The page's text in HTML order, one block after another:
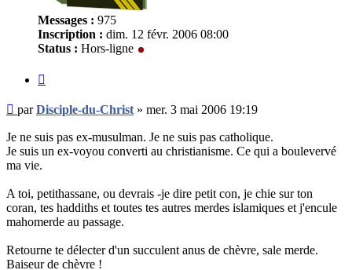
Messages : 975
Inscription : dim. 12 févr. 2006 08:00
Status : Hors-ligne
Message
non
lu
parDisciple-du-Christ » mer. 3 mai 2006 19:19
Je ne suis pas ex-musulman. Je ne suis pas catholique.
Je suis un ex-voyou converti au christianisme. Ce qui a boulevervé
ma vie.
A toi, petithassane, ou devrais -je dire petit con, je chie sur ton
coran, tes haddiths et toutes tes autres merdes islamiques et j'encule
mahomerde au passage.
Retourne te délecter d'un succulent anus de chèvre, sale merde.
Baiseur de chèvre !